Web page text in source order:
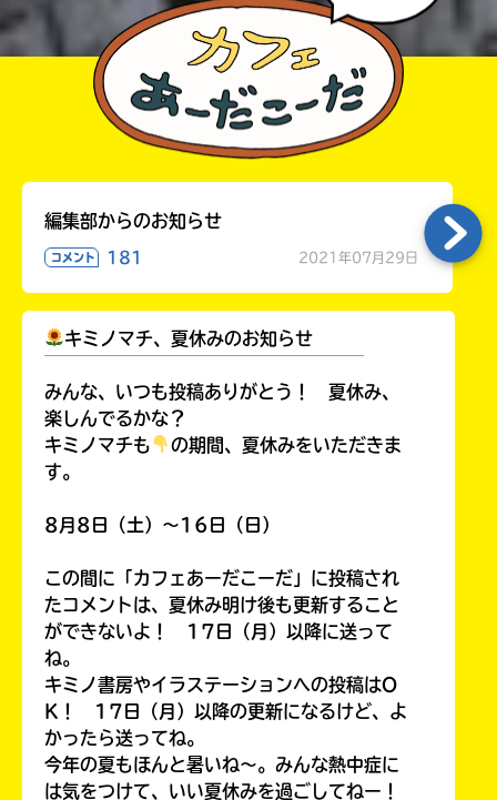
編集部からのお知らせ
コメント 181 2021年07月29日
キミノマチ、夏休みのお知らせ
みんな、いつも投稿ありがとう！ 夏休み、
楽しんでるかな？
キミノマチも
の期間、夏休みをいただきま
す。
8月8日（土）～16日（日）
この間に「カフェあーだこーだ」に投稿され
たコメントは、夏休み明け後も更新すること
ができないよ！ 17日（月）以降に送って
ね。
キミノ書房やイラステーションへの投稿はO
K！ 17日（月）以降の更新になるけど、よ
かったら送ってね。
今年の夏もほんと暑いね～。みんな熱中症に
は気をつけて、いい夏休みを過ごしてねー！